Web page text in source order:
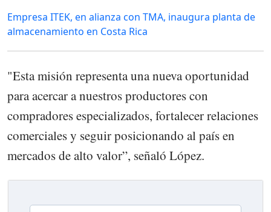
Empresa ITEK, en alianza con TMA, inaugura planta de
almacenamiento en Costa Rica
"Esta misión representa una nueva oportunidad
para acercar a nuestros productores con
compradores especializados, fortalecer relaciones
comerciales y seguir posicionando al país en
mercados de alto valor”, señaló López.